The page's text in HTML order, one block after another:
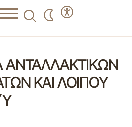
ΑΝΤΑΛΛΑΚΤΙΚΩΝ
ΚΑΙ ΛΟΙΠΟΥ